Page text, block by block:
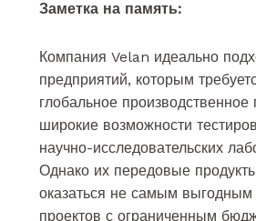
Заметка на память:
Компания Velan идеально
предприятий, которым
глобальное производственное
широкие возможности
научно-исследовательских
Однако их передовые
оказаться не самым
проектов с ограниченным